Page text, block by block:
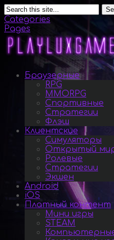
Categories
Pages
Браузерные
RPG
MMORPG
Спортивные
Стратегии
Флэш
Клиентские
Симуляторы
Открытый
Ролевые
Стратегии
Экшен
Android
iOS
Платный контент
Мини игры
STEAM